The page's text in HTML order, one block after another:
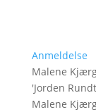
Anmeldelse
Malene
'Jorden Rundt
Malene